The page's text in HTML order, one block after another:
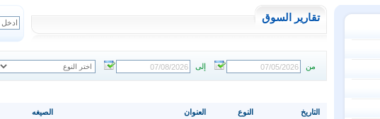
تقارير السوق
من إلى
الصيغه العنوان النوع التاريخ